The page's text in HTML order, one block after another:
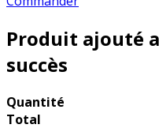
Produit ajouté
succès
Quantité
Total